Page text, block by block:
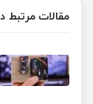
مقالات